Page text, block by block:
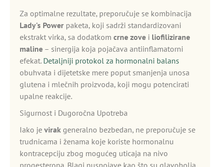
Za optimalne rezultate, preporučuje se kombinacija
Lady's Power paketa, koji sadrži standardizovani
ekstrakt virka, sa dodatkom crne zove i liofilizirane
maline – sinergija koja pojačava antiinflamatorni
efekat. Detaljniji protokol za hormonalni balans
obuhvata i dijetetske mere poput smanjenja unosa
glutenа i mlečnih proizvoda, koji mogu potencirati
upalne reakcije.
Sigurnost i Dugoročna Upotreba
Iako je virak generalno bezbedan, ne preporučuje se
trudnicama i ženama koje koriste hormonalnu
kontracepciju zbog mogućeg uticaja na nivo
progesterona. Blagi nuspojave kao što su glavobolja